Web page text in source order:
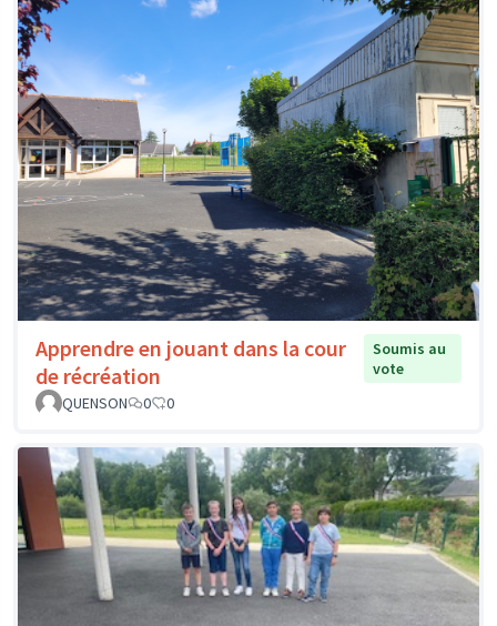
Apprendre en jouant dans la cour
de récréation
Soumis au
vote
QUENSON
0 0